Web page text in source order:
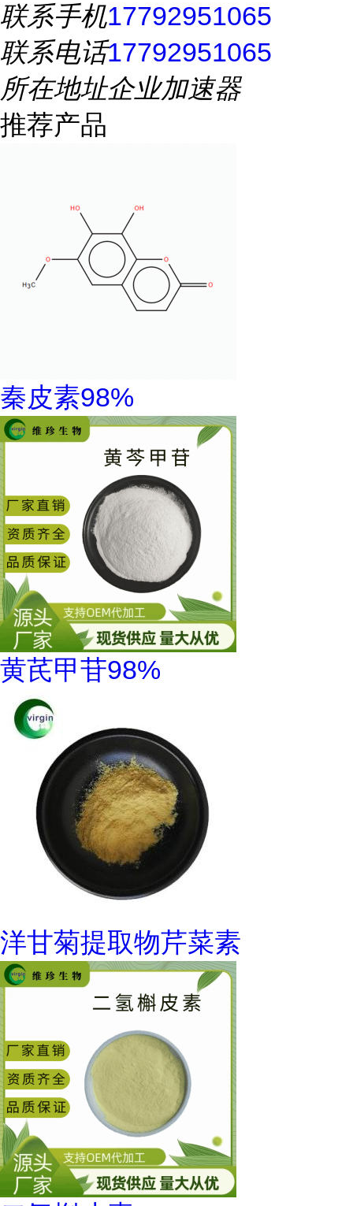
联系手机17792951065
联系电话17792951065
所在地址企业加速器
推荐产品
秦皮素98%
黄芪甲苷98%
洋甘菊提取物芹菜素